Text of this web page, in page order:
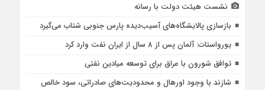
نشست هیئت دولت با رسانه
بازسازی پالایشگاه‌های آسیب‌دیده پارس جنوبی شتاب می‌گیرد
یورواستات: آلمان پس از 8 سال از ایران نفت وارد کرد
توافق شورون با عراق برای توسعه میادین نفتی
شازند با وجود اورهال و محدودیت‌های صادراتی، سود خالص